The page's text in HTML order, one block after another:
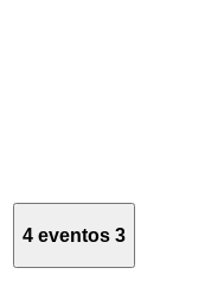
4 eventos 3